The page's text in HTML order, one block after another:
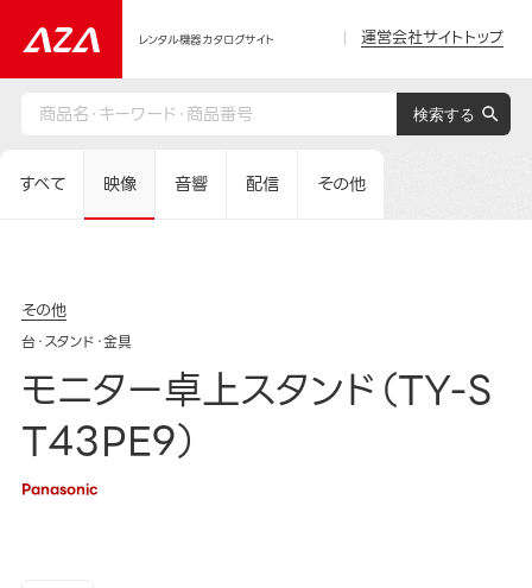
レンタル機器カタログサイト 運営会社サイトトップ
すべて 映像 音響 配信 その他
その他
台・スタンド・金具
モニター卓上スタンド（TY-S
T43PE9）
Panasonic